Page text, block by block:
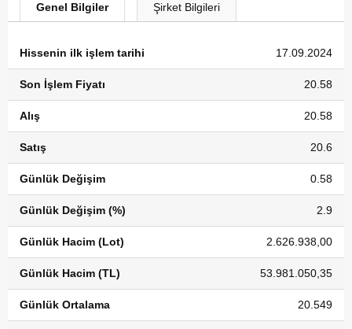
Genel Bilgiler Şirket Bilgileri
Hissenin ilk işlem tarihi 17.09.2024
Son İşlem Fiyatı 20.58
Alış 20.58
Satış 20.6
Günlük Değişim 0.58
Günlük Değişim (%) 2.9
Günlük Hacim (Lot) 2.626.938,00
Günlük Hacim (TL) 53.981.050,35
Günlük Ortalama 20.549